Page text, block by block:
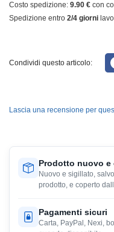
Costo spedizione: 9.90 € con
Spedizione entro 2/4 giorni
Condividi questo articolo:
Lascia una recensione per
Prodotto nuovo e
Nuovo e sigillato,
prodotto, e coperto
Pagamenti sicuri
Carta, PayPal, Nexi,